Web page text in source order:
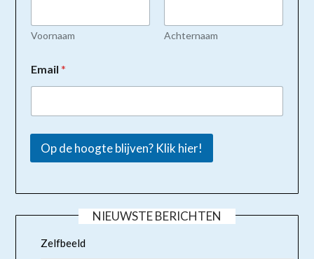
Voornaam Achternaam
Email*
Op de hoogte blijven? Klik hier!
NIEUWSTE BERICHTEN
Zelfbeeld